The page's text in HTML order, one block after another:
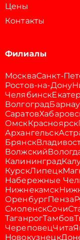
Цены
Контакты
Филиалы
МоскваСанкт-
Ростов-на-Дону
Челябинск
Волгоград
Саратов
ОмскКрасноярск
Архангельск
Брянск
Волжский
Калининград
КурскЛипецк
Набережные
Нижнекамск
ОренбургПенза
СмоленскСочи
ТаганрогТамбов
ЧереповецЧита
Новокузнецк